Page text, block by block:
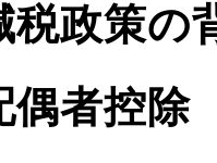
税政策の
偶者控除